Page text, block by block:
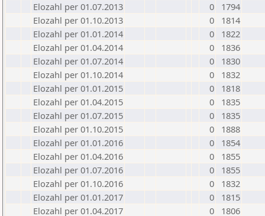
Elozahl per 01.07.2013
0
1794
Elozahl per 01.10.2013
0
1814
Elozahl per 01.01.2014
0
1822
Elozahl per 01.04.2014
0
1836
Elozahl per 01.07.2014
0
1830
Elozahl per 01.10.2014
0
1832
Elozahl per 01.01.2015
0
1818
Elozahl per 01.04.2015
0
1835
Elozahl per 01.07.2015
0
1835
Elozahl per 01.10.2015
0
1888
Elozahl per 01.01.2016
0
1854
Elozahl per 01.04.2016
0
1855
Elozahl per 01.07.2016
0
1855
Elozahl per 01.10.2016
0
1832
Elozahl per 01.01.2017
0
1815
Elozahl per 01.04.2017
0
1806